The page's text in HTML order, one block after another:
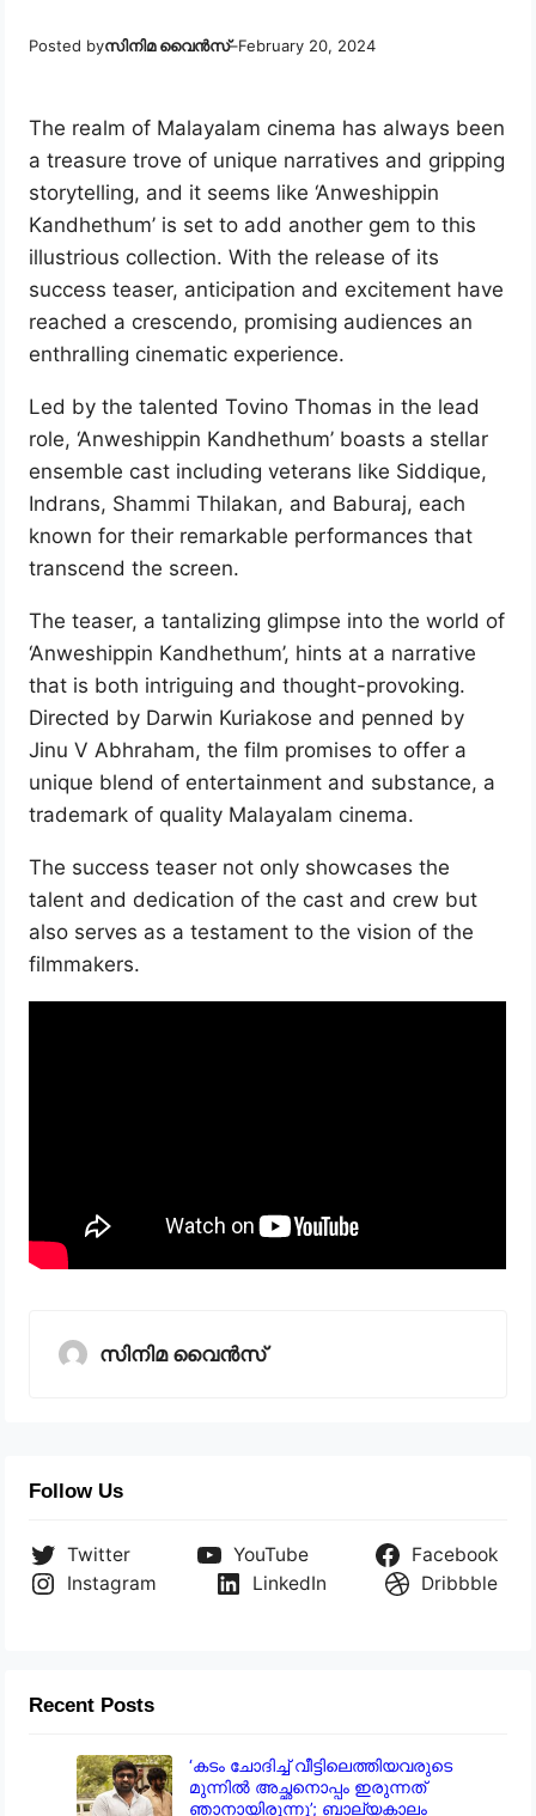
Posted byസിനിമ വൈൻസ്–February 20, 2024
The realm of Malayalam cinema has always been
a treasure trove of unique narratives and gripping
storytelling, and it seems like ‘Anweshippin
Kandhethum’ is set to add another gem to this
illustrious collection. With the release of its
success teaser, anticipation and excitement have
reached a crescendo, promising audiences an
enthralling cinematic experience.
Led by the talented Tovino Thomas in the lead
role, ‘Anweshippin Kandhethum’ boasts a stellar
ensemble cast including veterans like Siddique,
Indrans, Shammi Thilakan, and Baburaj, each
known for their remarkable performances that
transcend the screen.
The teaser, a tantalizing glimpse into the world of
‘Anweshippin Kandhethum’, hints at a narrative
that is both intriguing and thought-provoking.
Directed by Darwin Kuriakose and penned by
Jinu V Abhraham, the film promises to offer a
unique blend of entertainment and substance, a
trademark of quality Malayalam cinema.
The success teaser not only showcases the
talent and dedication of the cast and crew but
also serves as a testament to the vision of the
filmmakers.
സിനിമ വൈൻസ്
Follow Us
Twitter YouTube
Facebook
Instagram
LinkedIn Dribbble
Recent Posts
‘കടം ചോദിച്ച് വീട്ടിലെത്തിയവരുടെ
മുന്നിൽ അച്ഛനൊപ്പം ഇരുന്നത്
ഞാനായിരുന്നു’; ബാല്യകാലം